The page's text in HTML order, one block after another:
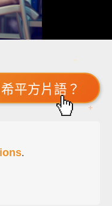
平方片語？
.